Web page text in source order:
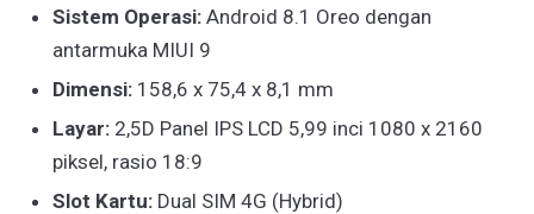
Sistem Operasi:Android 8.1 Oreo dengan
antarmuka MIUI 9
Dimensi:158,6 x 75,4 x 8,1 mm
Layar:2,5D Panel IPS LCD 5,99 inci 1080 x 2160
piksel, rasio 18:9
Slot Kartu:Dual SIM 4G (Hybrid)